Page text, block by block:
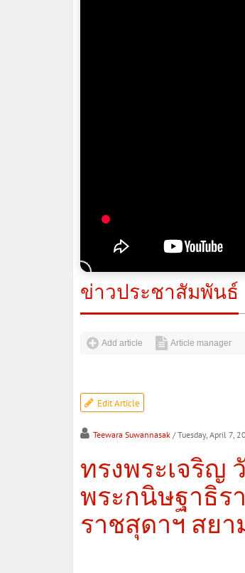
ข่าวประชาสัมพันธ์
Add article Article manager
Edit Article
Teewara Suwannasak / Tuesday, April 7,
ทรงพระเจริญ
พระกนิษฐาธิร
ราชสุดาฯ สย